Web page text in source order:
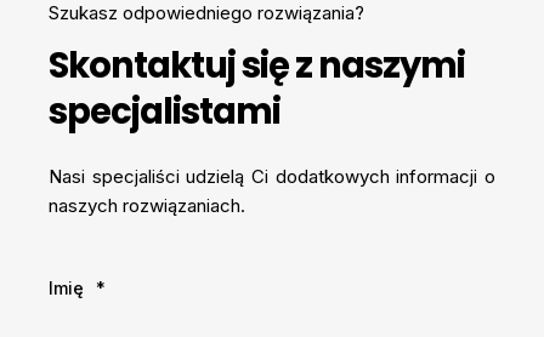
Szukasz odpowiedniego rozwiązania?
Skontaktuj się z naszymi
specjalistami
Nasi specjaliści udzielą Ci dodatkowych informacji o
naszych rozwiązaniach.
Imię *